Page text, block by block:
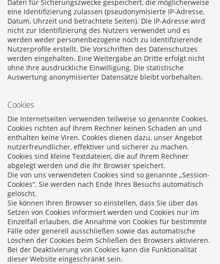
Daten für Sicherungszwecke gespeichert, die möglicherweise
eine Identifizierung zulassen (pseudonymisierte IP-Adresse,
Datum, Uhrzeit und betrachtete Seiten). Die IP-Adresse wird
nicht zur Identifizierung des Nutzers verwendet und es
werden weder personenbezogene noch zu identifizierende
Nutzerprofile erstellt. Die Vorschriften des Datenschutzes
werden eingehalten. Eine Weitergabe an Dritte erfolgt nicht
ohne Ihre ausdrückliche Einwilligung. Die statistische
Auswertung anonymisierter Datensätze bleibt vorbehalten.
Cookies
Die Internetseiten verwenden teilweise so genannte Cookies.
Cookies richten auf Ihrem Rechner keinen Schaden an und
enthalten keine Viren. Cookies dienen dazu, unser Angebot
nutzerfreundlicher, effektiver und sicherer zu machen.
Cookies sind kleine Textdateien, die auf Ihrem Rechner
abgelegt werden und die Ihr Browser speichert.
Die von uns verwendeten Cookies sind so genannte „Session-
Cookies“. Sie werden nach Ende Ihres Besuchs automatisch
gelöscht.
Sie können Ihren Browser so einstellen, dass Sie über das
Setzen von Cookies informiert werden und Cookies nur im
Einzelfall erlauben, die Annahme von Cookies für bestimmte
Fälle oder generell ausschließen sowie das automatische
Löschen der Cookies beim Schließen des Browsers aktivieren.
Bei der Deaktivierung von Cookies kann die Funktionalität
dieser Website eingeschränkt sein.